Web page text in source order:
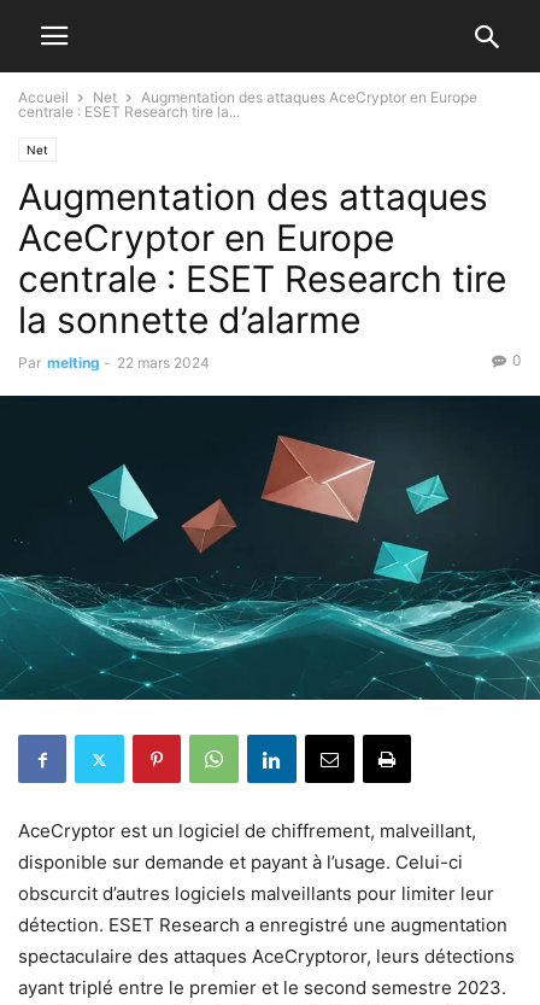
Accueil Net
Augmentation des attaques AceCryptor en Europe
centrale : ESET Research tire la...
Net
Augmentation des attaques
AceCryptor en Europe
centrale : ESET Research tire
la sonnette d’alarme
Par melting - 22 mars 2024 0
AceCryptor est un logiciel de chiffrement, malveillant,
disponible sur demande et payant à l’usage. Celui-ci
obscurcit d’autres logiciels malveillants pour limiter leur
détection. ESET Research a enregistré une augmentation
spectaculaire des attaques AceCryptoror, leurs détections
ayant triplé entre le premier et le second semestre 2023.